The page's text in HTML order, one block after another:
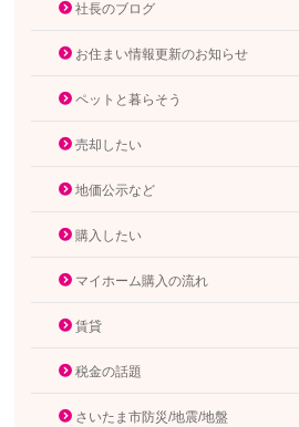
社長のブログ
お住まい情報更新のお知らせ
ペットと暮らそう
売却したい
地価公示など
購入したい
マイホーム購入の流れ
賃貸
税金の話題
さいたま市防災/地震/地盤